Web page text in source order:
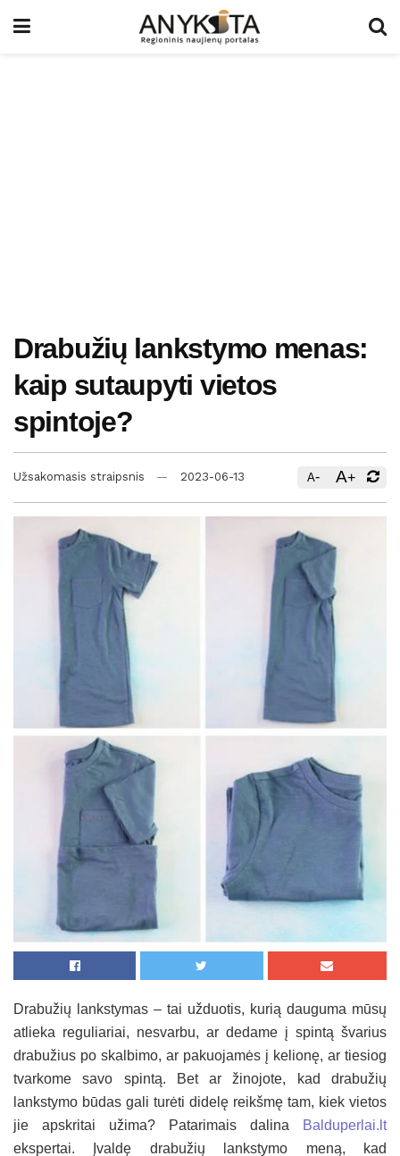
Drabužių lankstymo menas:
kaip sutaupyti vietos
spintoje?
Užsakomasis straipsnis 2023-06-13 A- A+
Drabužių lankstymas – tai užduotis, kurią dauguma mūsų
atlieka reguliariai, nesvarbu, ar dedame į spintą švarius
drabužius po skalbimo, ar pakuojamės į kelionę, ar tiesiog
tvarkome savo spintą. Bet ar žinojote, kad drabužių
lankstymo būdas gali turėti didelę reikšmę tam, kiek vietos
jie apskritai užima? Patarimais dalina
Balduperlai.lt
ekspertai. Įvaldę drabužių lankstymo meną, kad